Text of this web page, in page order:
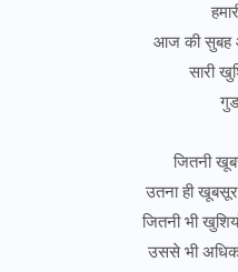
आज की सुबह
सारी
गुड
जितनी
उतना ही
जितनी भी
उससे भी